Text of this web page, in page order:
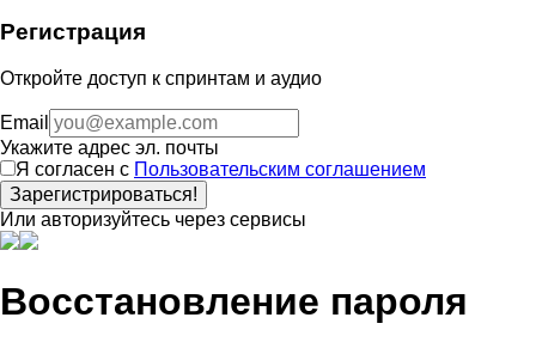
Регистрация
Откройте доступ к спринтам и аудио
Email
Укажите адрес эл. почты
Я согласен с Пользовательским соглашением
Зарегистрироваться!
Или авторизуйтесь через сервисы
Восстановление пароля